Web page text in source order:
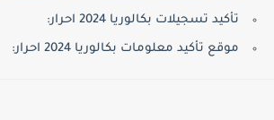
تأكيد تسجيلات بكالوريا 2024 احرار:
موقع تأكيد معلومات بكالوريا 2024 احرار: